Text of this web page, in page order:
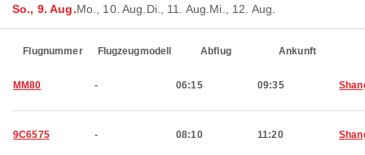
So., 9. Aug.Mo., 10. Aug. Di., 11. Aug. Mi., 12. Aug.
Flugnummer Flugzeugmodell Abflug Ankunft
MM80 - 06:15 09:35
9C6575 - 08:10 11:20